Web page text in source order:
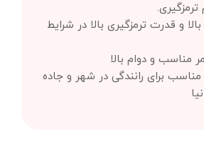
بالا و قدرت ترمزگیری بالا در شرایط
مناسب و دوام بالا
مناسب برای رانندگی در شهر و جاده